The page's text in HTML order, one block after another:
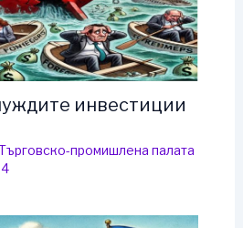
инвестиции
промишлена палaта